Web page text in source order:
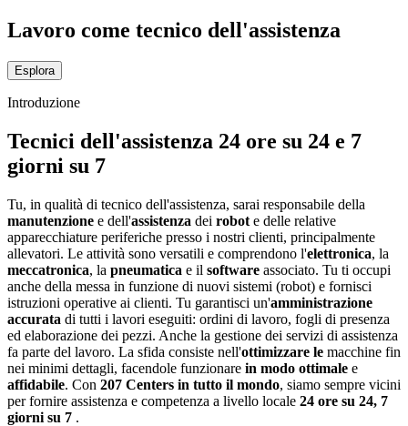
Lavoro come tecnico dell'assistenza
Esplora
Introduzione
Tecnici dell'assistenza 24 ore su 24 e 7
giorni su 7
Tu, in qualità di tecnico dell'assistenza, sarai responsabile della
manutenzione e dell'assistenza dei robot e delle relative
apparecchiature periferiche presso i nostri clienti, principalmente
allevatori. Le attività sono versatili e comprendono l'elettronica, la
meccatronica, la pneumatica e il software associato. Tu ti occupi
anche della messa in funzione di nuovi sistemi (robot) e fornisci
istruzioni operative ai clienti. Tu garantisci un'amministrazione
accurata di tutti i lavori eseguiti: ordini di lavoro, fogli di presenza
ed elaborazione dei pezzi. Anche la gestione dei servizi di assistenza
fa parte del lavoro. La sfida consiste nell'ottimizzare le macchine fin
nei minimi dettagli, facendole funzionare in modo ottimale e
affidabile. Con 207 Centers in tutto il mondo, siamo sempre vicini
per fornire assistenza e competenza a livello locale 24 ore su 24, 7
giorni su 7 .